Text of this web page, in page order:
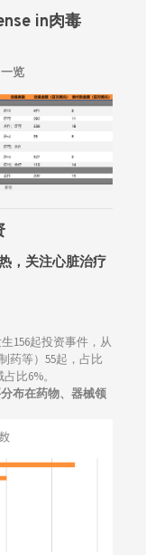
in肉毒
览
，关注心脏治疗
156起投资事件，从
药等）55起，占比
比6%。
布在药物、器械领